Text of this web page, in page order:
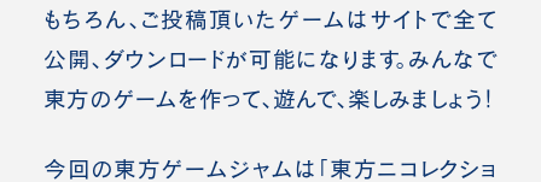
もちろん、ご投稿頂いたゲームはサイトで全て
公開、ダウンロードが可能になります。みんなで
東方のゲームを作って、遊んで、楽しみましょう！
今回の東方ゲームジャムは「東方ニコレクショ